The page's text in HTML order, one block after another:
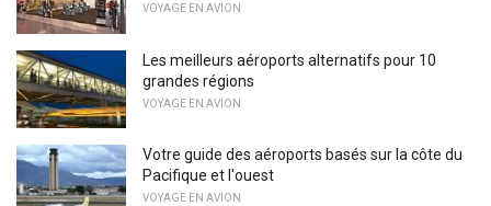
VOYAGE EN AVION
Les meilleurs aéroports alternatifs pour 10
grandes régions
VOYAGE EN AVION
Votre guide des aéroports basés sur la côte du
Pacifique et l'ouest
VOYAGE EN AVION